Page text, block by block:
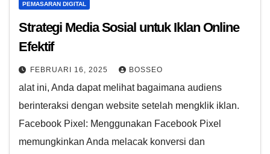
PEMASARAN DIGITAL
Strategi Media Sosial untuk Iklan Online
Efektif
FEBRUARI 16, 2025 BOSSEO
alat ini, Anda dapat melihat bagaimana audiens
berinteraksi dengan website setelah mengklik iklan.
Facebook Pixel: Menggunakan Facebook Pixel
memungkinkan Anda melacak konversi dan